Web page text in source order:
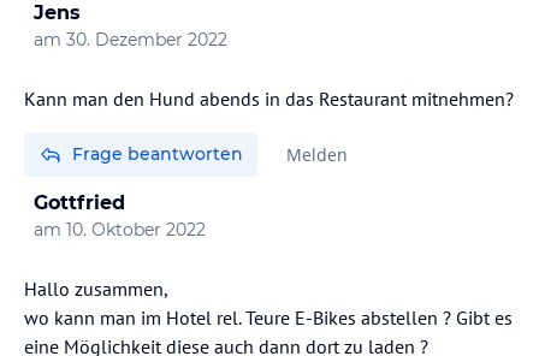
Jens
am 30. Dezember 2022
Kann man den Hund abends in das Restaurant mitnehmen?
Frage beantworten Melden
Gottfried
am 10. Oktober 2022
Hallo zusammen,
wo kann man im Hotel rel. Teure E-Bikes abstellen ? Gibt es
eine Möglichkeit diese auch dann dort zu laden ?